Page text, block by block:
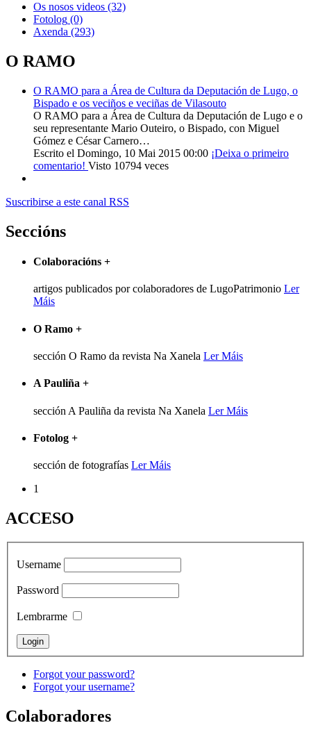
Os nosos videos (32)
Fotolog (0)
Axenda (293)
O RAMO
O RAMO para a Área de Cultura da Deputación de Lugo, o
Bispado e os veciños e veciñas de Vilasouto
O RAMO para a Área de Cultura da Deputación de Lugo e o
seu representante Mario Outeiro, o Bispado, con Miguel
Gómez e César Carnero…
Escrito el Domingo, 10 Mai 2015 00:00 ¡Deixa o primeiro
comentario! Visto 10794 veces
Suscribirse a este canal RSS
Seccións
Colaboracións +
artigos publicados por colaboradores de LugoPatrimonio Ler
Máis
O Ramo +
sección O Ramo da revista Na Xanela Ler Máis
A Pauliña +
sección A Pauliña da revista Na Xanela Ler Máis
Fotolog +
sección de fotografías Ler Máis
1
ACCESO
Username
Password
Lembrarme
Forgot your password?
Forgot your username?
Colaboradores